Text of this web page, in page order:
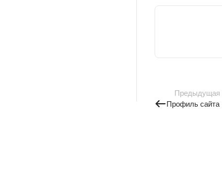
Предыдущая
Профиль сайта